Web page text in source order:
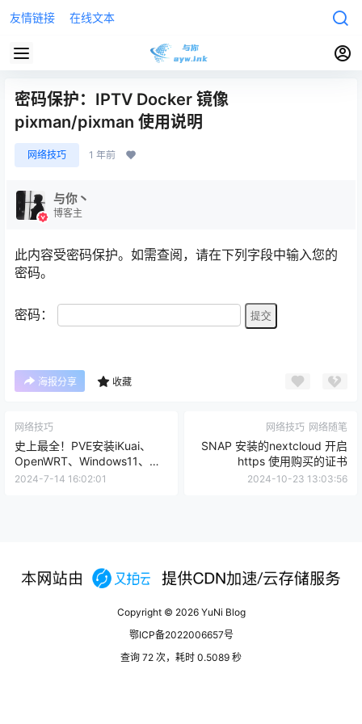
友情链接 在线文本
密码保护：IPTV Docker 镜像
pixman/pixman 使用说明
网络技巧 1 年前
与你丶
博客主
此内容受密码保护。如需查阅，请在下列字段中输入您的
密码。
密码：
海报分享 收藏
网络技巧
史上最全！PVE安装iKuai、
OpenWRT、Windows11、
Emby、黑群晖等保姆级教
2024-7-14 16:02:01
网络技巧 网络随笔
SNAP 安装的nextcloud 开启
https 使用购买的证书
2024-10-23 13:03:56
Copyright © 2026YuNi Blog
鄂ICP备2022006657号
查询 72 次，耗时 0.5089 秒